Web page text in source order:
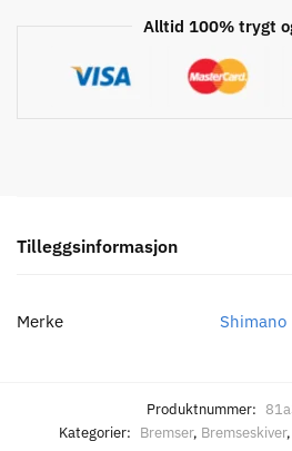
Alltid 100% trygt
Tilleggsinformasjon
Merke Shimano
Produktnummer:
Kategorier: Bremser, Bremseskiver,